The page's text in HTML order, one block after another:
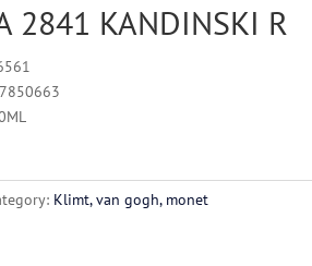
2841 KANDINSKI R
Klimt, van gogh, monet